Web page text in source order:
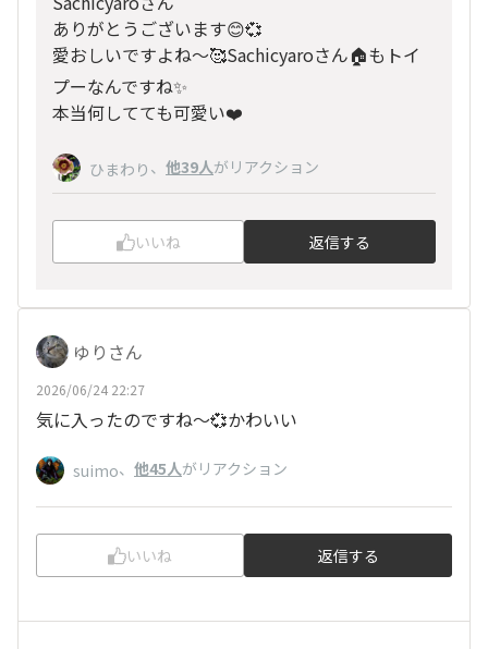
ありがとうございます😊💞
愛おしいですよね～🥰Sachicyaroさん🏠️もトイ
プーなんですね✨
本当何してても可愛い❤️
ひまわり 、 他39人がリアクション
いいね 返信する
ゆりさん
2026/06/24 22:27
気に入ったのですね～💞かわいい
suimo、 他45人がリアクション
いいね 返信する